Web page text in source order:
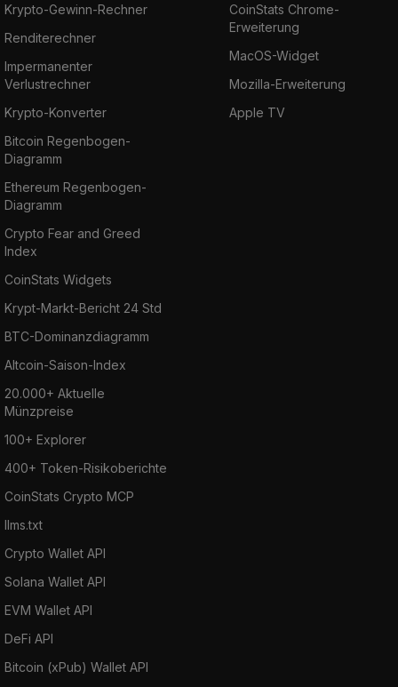
Krypto-Gewinn-Rechner
Renditerechner
Impermanenter
Verlustrechner
Krypto-Konverter
Bitcoin Regenbogen-
Diagramm
Ethereum Regenbogen-
Diagramm
Crypto Fear and Greed
Index
CoinStats Widgets
Krypt-Markt-Bericht 24 Std
BTC-Dominanzdiagramm
Altcoin-Saison-Index
20.000+ Aktuelle
Münzpreise
100+ Explorer
400+ Token-Risikoberichte
CoinStats Crypto MCP
llms.txt
Crypto Wallet API
Solana Wallet API
EVM Wallet API
DeFi API
Bitcoin (xPub) Wallet API
CoinStats Chrome-
Erweiterung
MacOS-Widget
Mozilla-Erweiterung
Apple TV